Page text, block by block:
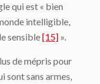
qui est « bien
intelligible,
sensible[15] ».
de mépris pour
sont sans armes,